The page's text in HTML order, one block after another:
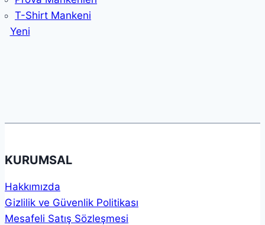
T-Shirt Mankeni
Yeni
KURUMSAL
Hakkımızda
Gizlilik ve Güvenlik Politikası
Mesafeli Satış Sözleşmesi